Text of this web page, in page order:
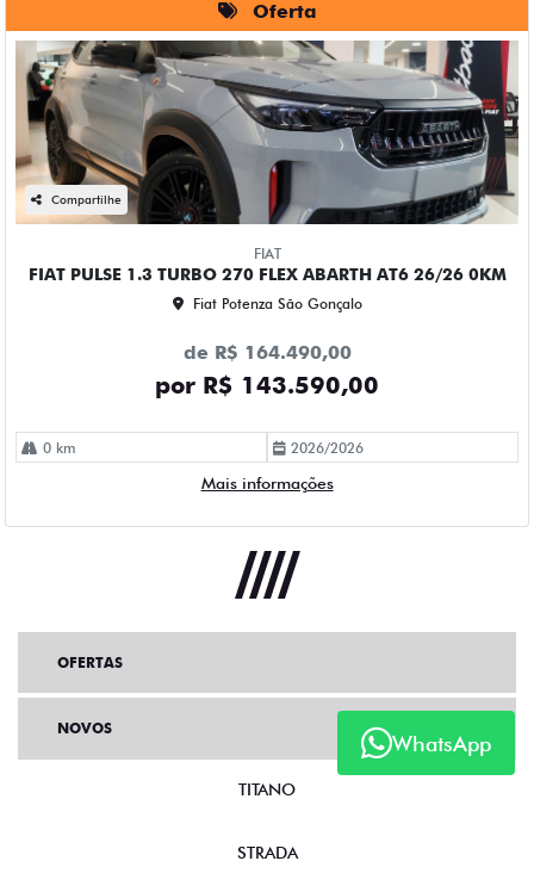
Oferta
Compartilhe
FIAT
FIAT PULSE 1.3 TURBO 270 FLEX ABARTH AT6 26/26 0KM
Fiat Potenza São Gonçalo
de R$ 164.490,00
por R$ 143.590,00
0 km 2026/2026
Mais informações
WhatsApp
OFERTAS
NOVOS
TITANO
STRADA